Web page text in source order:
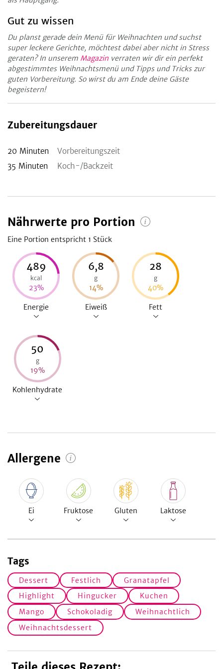
Gut zu wissen
Du planst gerade dein Menü für Weihnachten und suchst
super leckere Gerichte, möchtest dabei aber nicht in Stress
geraten? In unserem Magazin verraten wir dir ein perfekt
abgestimmtes Weihnachtsmenü und Tipps und Tricks zur
guten Vorbereitung. So wirst du am Ende deine Gäste
begeistern!
Zubereitungsdauer
20 Minuten
Vorbereitungszeit
35 Minuten Koch-/Backzeit
Nährwerte pro Portion
Eine Portion entspricht 1 Stück
489
kcal
23%
Energie
6,8
g
14%
Eiweiß
28
g
40%
Fett
50
g
19%
Kohlenhydrate
Allergene
Ei Fruktose Gluten Laktose
Tags
Dessert Festlich
Granatapfel
Highlight
Hingucker
Kuchen
Mango
Schokoladig
Weihnachtlich
Weihnachtsdessert